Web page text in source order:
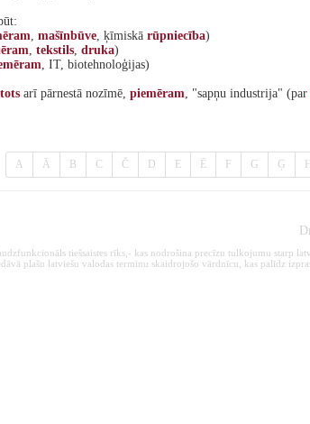
, mašīnbūve, ķīmiskā rūpniecība)
, tekstils, druka)
, IT, biotehnoloģijas)
arī pārnestā nozīmē, piemēram, "sapņu industrija" (par
A Ā B C Č D E Ē F G Ģ H
tiešsaistes rīks,- kas nodrošina precīzu tulkojumu starp
plašu latviešu valodas terminu skaidrojošo vārdnīcu, kas palīdz